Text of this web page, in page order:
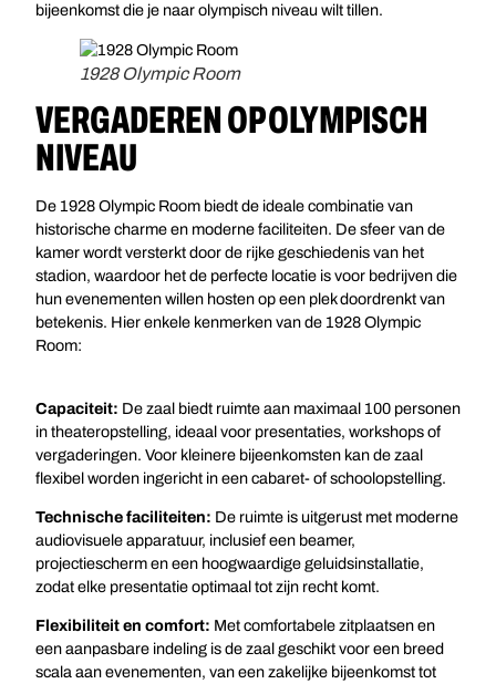
bijeenkomst die je naar olympisch niveau wilt tillen.
1928 Olympic Room
VERGADEREN OP OLYMPISCH
NIVEAU
De 1928 Olympic Room biedt de ideale combinatie van
historische charme en moderne faciliteiten. De sfeer van de
kamer wordt versterkt door de rijke geschiedenis van het
stadion, waardoor het de perfecte locatie is voor bedrijven die
hun evenementen willen hosten op een plek doordrenkt van
betekenis. Hier enkele kenmerken van de 1928 Olympic
Room:
Capaciteit: De zaal biedt ruimte aan maximaal 100 personen
in theateropstelling, ideaal voor presentaties, workshops of
vergaderingen. Voor kleinere bijeenkomsten kan de zaal
flexibel worden ingericht in een cabaret- of schoolopstelling.
Technische faciliteiten: De ruimte is uitgerust met moderne
audiovisuele apparatuur, inclusief een beamer,
projectiescherm en een hoogwaardige geluidsinstallatie,
zodat elke presentatie optimaal tot zijn recht komt.
Flexibiliteit en comfort: Met comfortabele zitplaatsen en
een aanpasbare indeling is de zaal geschikt voor een breed
scala aan evenementen, van een zakelijke bijeenkomst tot